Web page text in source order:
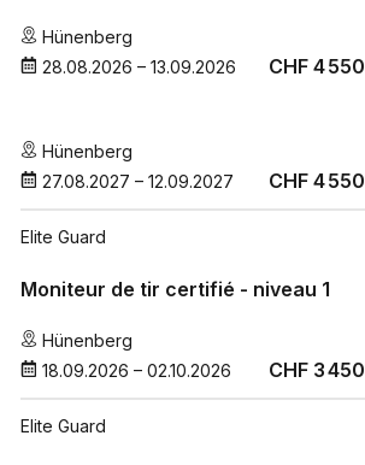
Hünenberg
28.08.2026 – 13.09.2026 CHF 4 550
Hünenberg
27.08.2027 – 12.09.2027 CHF 4 550
Elite Guard
Moniteur de tir certifié - niveau 1
Hünenberg
18.09.2026 – 02.10.2026 CHF 3 450
Elite Guard